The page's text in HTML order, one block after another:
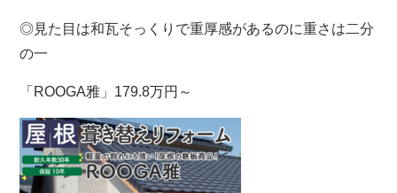
◎見た目は和瓦そっくりで重厚感があるのに重さは二分
の一
「ROOGA雅」179.8万円～